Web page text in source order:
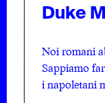
Duke
Noi romani
Sappiamo
i napoletani